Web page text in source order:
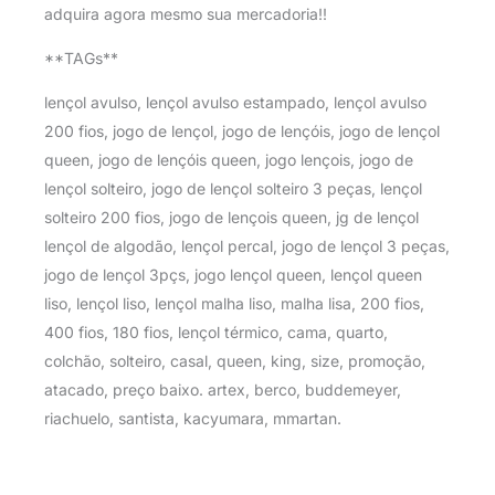
adquira agora mesmo sua mercadoria!!
**TAGs**
lençol avulso, lençol avulso estampado, lençol avulso
200 fios, jogo de lençol, jogo de lençóis, jogo de lençol
queen, jogo de lençóis queen, jogo lençois, jogo de
lençol solteiro, jogo de lençol solteiro 3 peças, lençol
solteiro 200 fios, jogo de lençois queen, jg de lençol
lençol de algodão, lençol percal, jogo de lençol 3 peças,
jogo de lençol 3pçs, jogo lençol queen, lençol queen
liso, lençol liso, lençol malha liso, malha lisa, 200 fios,
400 fios, 180 fios, lençol térmico, cama, quarto,
colchão, solteiro, casal, queen, king, size, promoção,
atacado, preço baixo. artex, berco, buddemeyer,
riachuelo, santista, kacyumara, mmartan.